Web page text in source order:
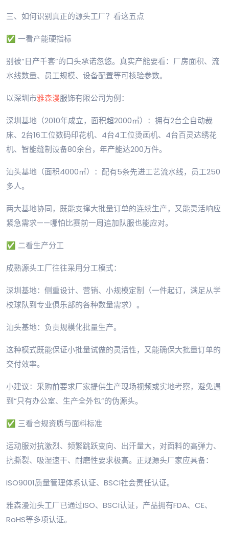
三、如何识别真正的源头工厂？看这五点
✅ 一看产能硬指标
别被“日产千套”的口头承诺忽悠。真实产能要看：厂房面积、流
水线数量、员工规模、设备配置等可核验参数。
以深圳市雅森漫服饰有限公司为例：
深圳基地（2010年成立，面积超2000㎡）：拥有2台全自动裁
床、2台16工位数码印花机、4台4工位烫画机、4台百灵达绣花
机、智能缝制设备80余台，年产能达200万件。
汕头基地（面积4000㎡）：配有5条先进工艺流水线，员工250
多人。
两大基地协同，既能支撑大批量订单的连续生产，又能灵活响应
紧急需求——哪怕比赛前一周追加队服也能应对。
✅ 二看生产分工
成熟源头工厂往往采用分工模式：
深圳基地：侧重设计、营销、小规模定制（一件起订，满足从学
校球队到专业俱乐部的各种数量需求）。
汕头基地：负责规模化批量生产。
这种模式既能保证小批量试做的灵活性，又能确保大批量订单的
交付效率。
小建议：采购前要求厂家提供生产现场视频或实地考察，避免遇
到“只有办公室、生产全外包”的伪源头。
✅ 三看合规资质与面料标准
运动服对抗激烈、频繁跳跃变向、出汗量大，对面料的高弹力、
抗撕裂、吸湿速干、耐磨性要求极高。正规源头厂家应具备：
ISO9001质量管理体系认证、BSCI社会责任认证。
雅森漫汕头工厂已通过ISO、BSCI认证，产品拥有FDA、CE、
RoHS等多项认证。